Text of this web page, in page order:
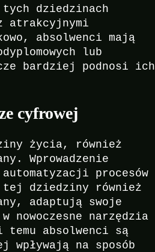
dziedzinach
atrakcyjnymi
absolwenci mają
lub
bardziej podnosi ich
cyfrowej
życia, również
Wprowadzenie
procesów
dziedziny również
adaptują swoje
nowoczesne narzędzia
absolwenci są
na sposób